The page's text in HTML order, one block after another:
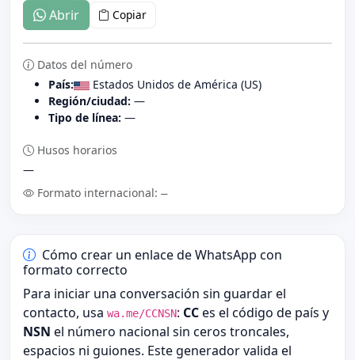
Abrir Copiar
Datos del número
País:
Estados Unidos de América (US)
Región/ciudad: —
Tipo de línea: —
Husos horarios
—
Formato internacional: —
Cómo crear un enlace de WhatsApp con
formato correcto
Para iniciar una conversación sin guardar el
contacto, usa wa.me/CCNSN: CCes el código de país y
NSN el número nacional sin ceros troncales,
espacios ni guiones. Este generador valida el